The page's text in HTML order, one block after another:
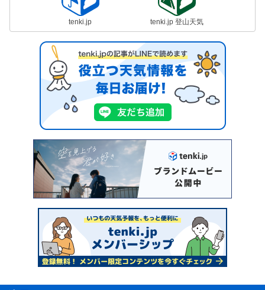
tenki.jp tenki.jp 登山天気